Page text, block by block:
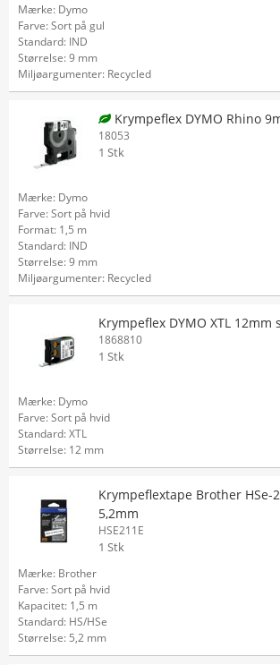
Mærke: Dymo
Farve: Sort på gul
Standard: IND
Størrelse: 9 mm
Miljøargumenter: Recycled
Krympeflex DYMO Rhino
18053
1 Stk
Mærke: Dymo
Farve: Sort på hvid
Format: 1,5 m
Standard: IND
Størrelse: 9 mm
Miljøargumenter: Recycled
Krympeflex DYMO XTL 12mm
1868810
1 Stk
Mærke: Dymo
Farve: Sort på hvid
Standard: XTL
Størrelse: 12 mm
Krympeflextape Brother HSe-
5,2mm
HSE211E
1 Stk
Mærke: Brother
Farve: Sort på hvid
Kapacitet: 1,5 m
Standard: HS/HSe
Størrelse: 5,2 mm